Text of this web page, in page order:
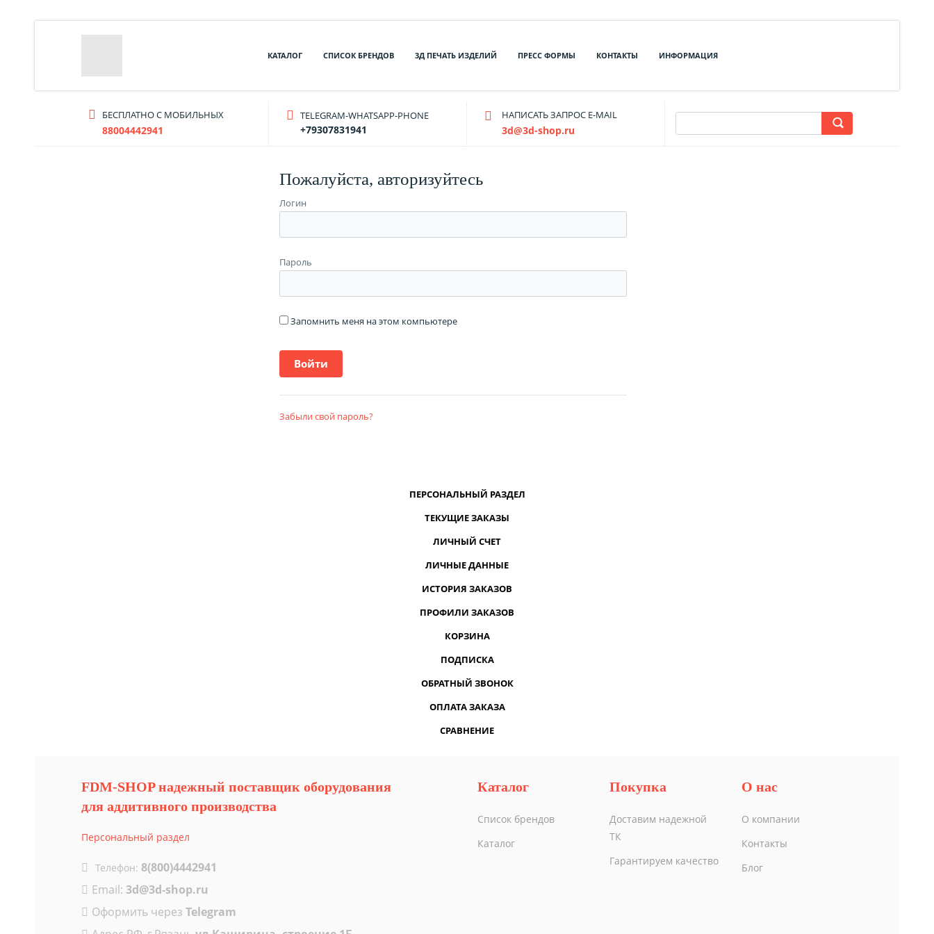
КАТАЛОГ СПИСОК БРЕНДОВ 3Д ПЕЧАТЬ ИЗДЕЛИЙ ПРЕСС ФОРМЫ КОНТАКТЫ ИНФОРМАЦИЯ
БЕСПЛАТНО С МОБИЛЬНЫХ
88004442941
TELEGRAM-WHATSAPP-PHONE
+79307831941
НАПИСАТЬ ЗАПРОС E-MAIL
3d@3d-shop.ru
Пожалуйста, авторизуйтесь
Логин
Пароль
Запомнить меня на этом компьютере
Забыли свой пароль?
ПЕРСОНАЛЬНЫЙ РАЗДЕЛ
ТЕКУЩИЕ ЗАКАЗЫ
ЛИЧНЫЙ СЧЕТ
ЛИЧНЫЕ ДАННЫЕ
ИСТОРИЯ ЗАКАЗОВ
ПРОФИЛИ ЗАКАЗОВ
КОРЗИНА
ПОДПИСКА
ОБРАТНЫЙ ЗВОНОК
ОПЛАТА ЗАКАЗА
СРАВНЕНИЕ
FDM-SHOP надежный поставщик оборудования
для аддитивного производства
Персональный раздел
Телефон: 8(800)4442941
Email: 3d@3d-shop.ru
Оформить через Telegram
Каталог
Список брендов
Каталог
Покупка
Доставим надежной
ТК
Гарантируем качество
О нас
О компании
Контакты
Блог